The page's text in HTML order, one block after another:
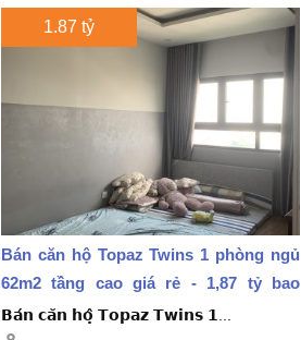
1.87 tỷ
Bán căn hộ Topaz Twins 1 phòng ngủ
62m2 tầng cao giá rẻ - 1,87 tỷ bao
giấy...
𝗕𝗮́𝗻 𝗰𝗮̆𝗻 𝗵𝗼̣̂ 𝗧𝗼𝗽𝗮𝘇 𝗧𝘄𝗶𝗻𝘀 𝟭...